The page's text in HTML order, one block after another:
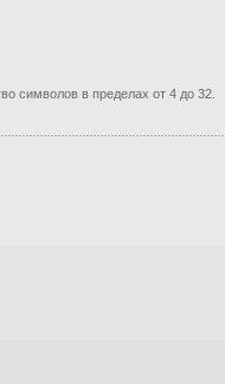
символов в пределах от 4 до 32.